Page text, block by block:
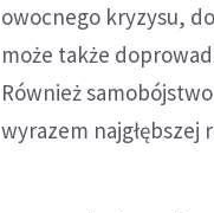
owocnego kryzysu,
może także
Również
wyrazem najgłębszej